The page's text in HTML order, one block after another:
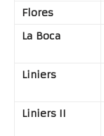
Flores
La Boca
Liniers
Liniers II